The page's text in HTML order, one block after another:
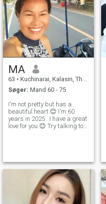
MA
63 • Kuchinarai, Kalasin, Thailand
Søger: Mand 60 - 75
I'm not pretty but has a
beautiful heart 😊 I'm 60
years in 2025 . I have a great
love for you 😊 Try talking to